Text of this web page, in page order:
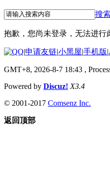
搜索
抱歉，您尚未登录，无法进行
|申请友链|小黑屋|手机版|
GMT+8, 2026-8-7 18:43 ,
Powered by Discuz! X3.4
© 2001-2017 Comsenz Inc.
返回顶部